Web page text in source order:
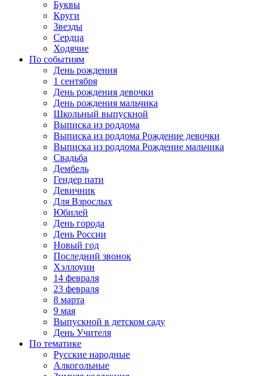
Буквы
Круги
Звезды
Сердца
Ходячие
По событиям
День рождения
1 сентября
День рождения девочки
День рождения мальчика
Школьный выпускной
Выписка из роддома
Выписка из роддома Рождение девочки
Выписка из роддома Рождение мальчика
Свадьба
Дембель
Гендер пати
Девичник
Для Взрослых
Юбилей
День города
День России
Новый год
Последний звонок
Хэллоуин
14 февраля
23 февраля
8 марта
9 мая
Выпускной в детском саду
День Учителя
По тематике
Русские народные
Алкогольные